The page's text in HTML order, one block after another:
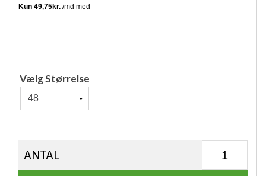
Vælg Størrelse
ANTAL